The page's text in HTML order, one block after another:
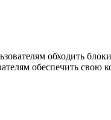
обходить
обеспечить